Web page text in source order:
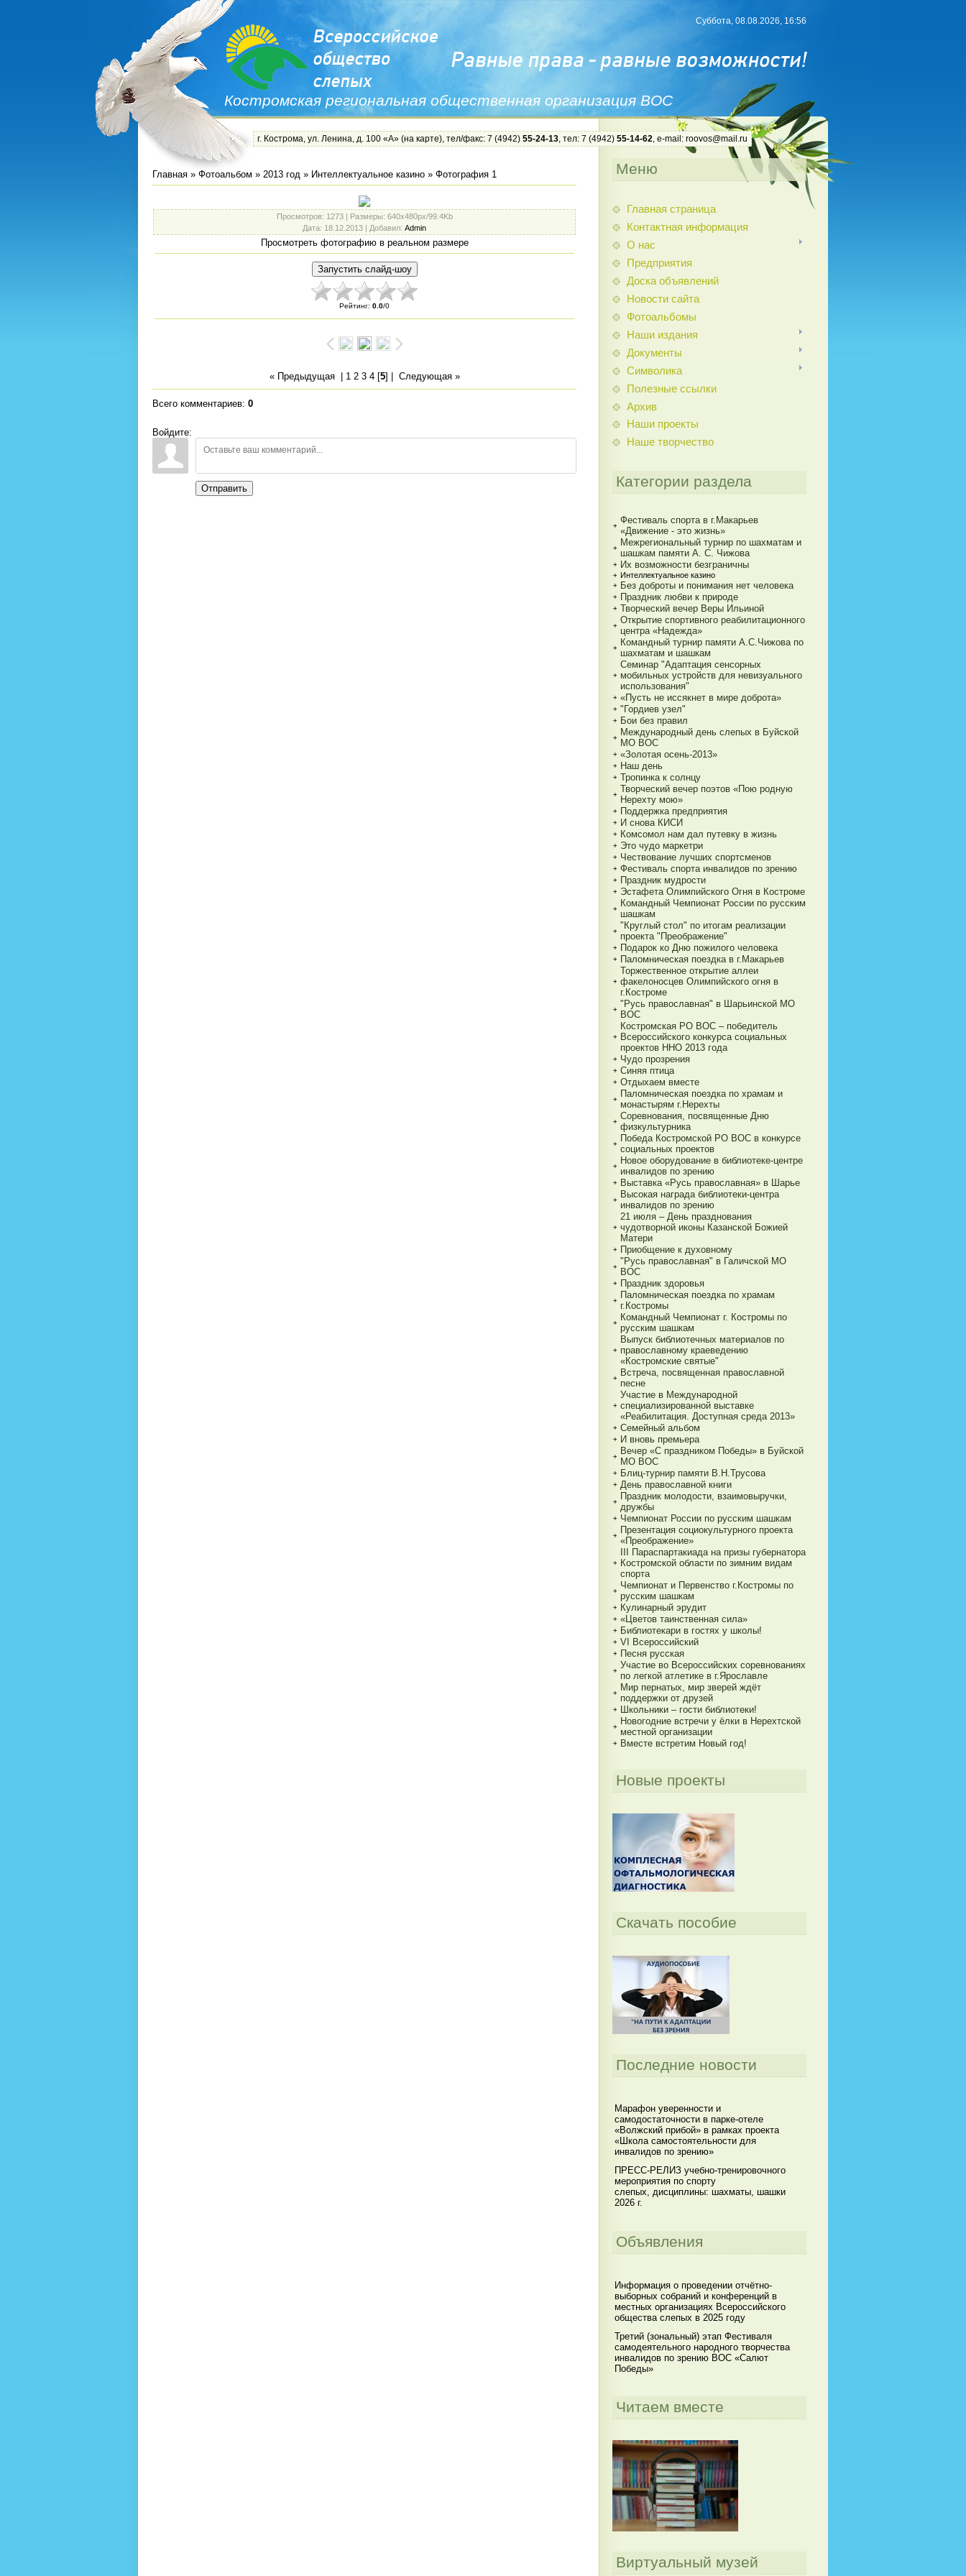
Костромская региональная общественная организация ВОС
Суббота, 08.08.2026, 16:56
г. Кострома, ул. Ленина, д. 100 «А» (на карте), тел/факс: 7 (4942) 55-24-13, тел: 7 (4942) 55-14-62, e-mail: roovos@mail.ru
Главная » Фотоальбом » 2013 год » Интеллектуальное казино » Фотография 1
Просмотров: 1273 | Размеры: 640x480px/99.4Kb
Дата: 18.12.2013 | Добавил: Admin
Просмотреть фотографию в реальном размере
Рейтинг: 0.0/0
« Предыдущая| 1 2 3 4[5] | Следующая »
Всего комментариев: 0
Войдите:
Отправить
Меню
Главная страница
Контактная информация
О нас
Предприятия
Доска объявлений
Новости сайта
Фотоальбомы
Наши издания
Документы
Символика
Полезные ссылки
Архив
Наши проекты
Наше творчество
Категории раздела
Фестиваль спорта в г.Макарьев
«Движение - это жизнь»
Межрегиональный турнир по шахматам и
шашкам памяти А. С. Чижова
Их возможности безграничны
Интеллектуальное казино
Без доброты и понимания нет человека
Праздник любви к природе
Творческий вечер Веры Ильиной
Открытие спортивного реабилитационного
центра «Надежда»
Командный турнир памяти А.С.Чижова по
шахматам и шашкам
Семинар "Адаптация сенсорных
мобильных устройств для невизуального
использования"
«Пусть не иссякнет в мире доброта»
"Гордиев узел"
Бои без правил
Международный день слепых в Буйской
МО ВОС
«Золотая осень-2013»
Наш день
Тропинка к солнцу
Творческий вечер поэтов «Пою родную
Нерехту мою»
Поддержка предприятия
И снова КИСИ
Комсомол нам дал путевку в жизнь
Это чудо маркетри
Чествование лучших спортсменов
Фестиваль спорта инвалидов по зрению
Праздник мудрости
Эстафета Олимпийского Огня в Костроме
Командный Чемпионат России по русским
шашкам
"Круглый стол" по итогам реализации
проекта "Преображение"
Подарок ко Дню пожилого человека
Паломническая поездка в г.Макарьев
Торжественное открытие аллеи
факелоносцев Олимпийского огня в
г.Костроме
"Русь православная" в Шарьинской МО
ВОС
Костромская РО ВОС – победитель
Всероссийского конкурса социальных
проектов ННО 2013 года
Чудо прозрения
Синяя птица
Отдыхаем вместе
Паломническая поездка по храмам и
монастырям г.Нерехты
Соревнования, посвященные Дню
физкультурника
Победа Костромской РО ВОС в конкурсе
социальных проектов
Новое оборудование в библиотеке-центре
инвалидов по зрению
Выставка «Русь православная» в Шарье
Высокая награда библиотеки-центра
инвалидов по зрению
21 июля – День празднования
чудотворной иконы Казанской Божией
Матери
Приобщение к духовному
"Русь православная" в Галичской МО
ВОС
Праздник здоровья
Паломническая поездка по храмам
г.Костромы
Командный Чемпионат г. Костромы по
русским шашкам
Выпуск библиотечных материалов по
православному краеведению
«Костромские святые"
Встреча, посвященная православной
песне
Участие в Международной
специализированной выставке
«Реабилитация. Доступная среда 2013»
Семейный альбом
И вновь премьера
Вечер «С праздником Победы» в Буйской
МО ВОС
Блиц-турнир памяти В.Н.Трусова
День православной книги
Праздник молодости, взаимовыручки,
дружбы
Чемпионат России по русским шашкам
Презентация социокультурного проекта
«Преображение»
III Параспартакиада на призы губернатора
Костромской области по зимним видам
спорта
Чемпионат и Первенство г.Костромы по
русским шашкам
Кулинарный эрудит
«Цветов таинственная сила»
Библиотекари в гостях у школы!
VI Всероссийский
Песня русская
Участие во Всероссийских соревнованиях
по легкой атлетике в г.Ярославле
Мир пернатых, мир зверей ждёт
поддержки от друзей
Школьники – гости библиотеки!
Новогодние встречи у ёлки в Нерехтской
местной организации
Вместе встретим Новый год!
Новые проекты
Скачать пособие
Последние новости
Марафон уверенности и
самодостаточности в парке-отеле
«Волжский прибой» в рамках проекта
«Школа самостоятельности для
инвалидов по зрению»
ПРЕСС-РЕЛИЗ учебно-тренировочного
мероприятия по спорту
слепых, дисциплины: шахматы, шашки
2026 г.
Объявления
Информация о проведении отчётно-
выборных собраний и конференций в
местных организациях Всероссийского
общества слепых в 2025 году
Третий (зональный) этап Фестиваля
самодеятельного народного творчества
инвалидов по зрению ВОС «Салют
Победы»
Читаем вместе
Виртуальный музей